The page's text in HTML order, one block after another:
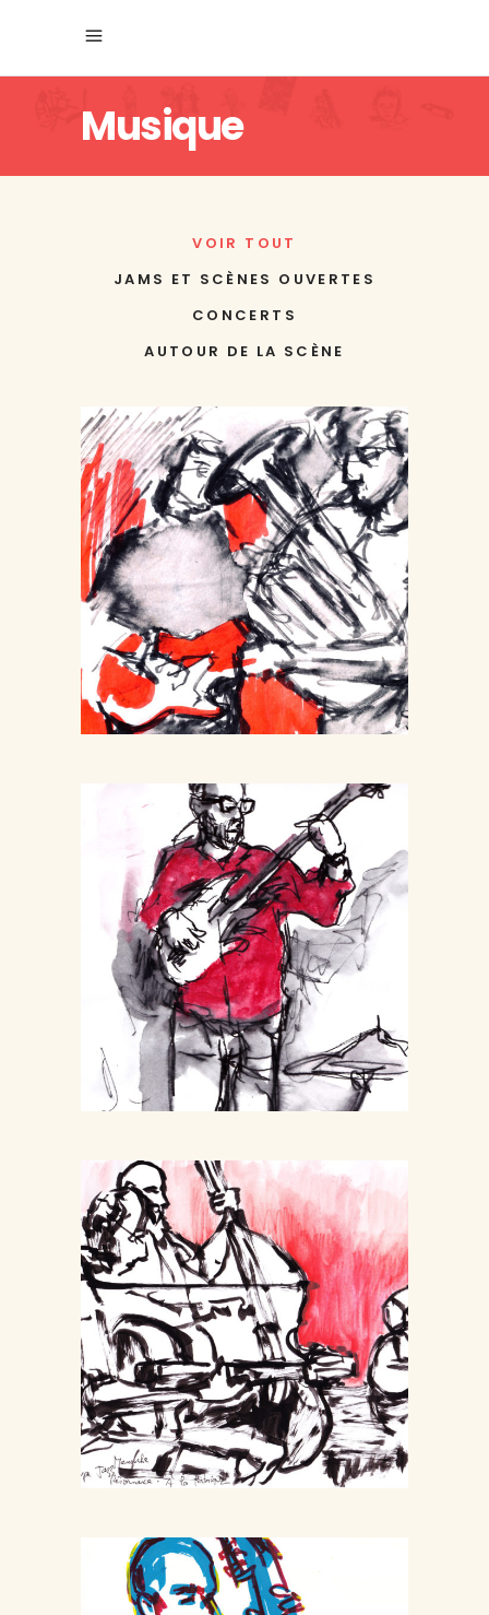
Musique
VOIR TOUT
JAMS ET SCÈNES OUVERTES
CONCERTS
AUTOUR DE LA SCÈNE
La Fabrique
Jams et scènes ouvertes Musique
Jam Chez
Manu
Jams et scènes ouvertes Musique
Jazz
Manouche
Concerts Musique